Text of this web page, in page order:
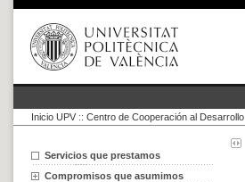
Inicio UPV :: Centro de Cooperación al Desarrollo
Servicios que prestamos
Compromisos que asumimos